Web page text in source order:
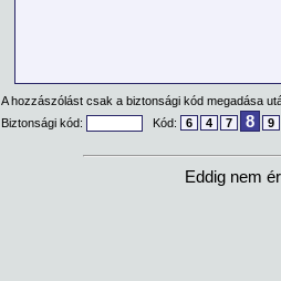
A hozzászólást csak a biztonsági kód megadása
Biztonsági kód:
Kód: 6 4 7 8 9
Eddig nem